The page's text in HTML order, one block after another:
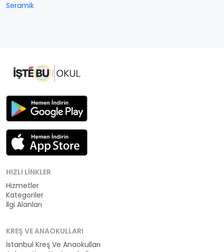
Seramik
HIZLI LINKLER
Hizmetler
Kategoriler
İlgi Alanları
KREŞ VE ANAOKULLARI
İstanbul Kreş Ve Anaokulları